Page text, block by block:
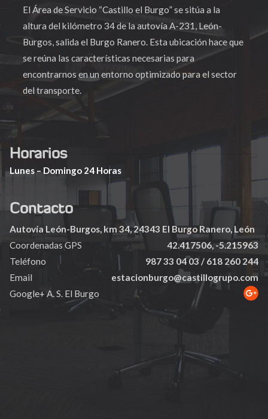
El Área de Servicio “Castillo el Burgo” se sitúa a la
altura del kilómetro 34 de la autovía A-231, León-
Burgos, salida el Burgo Ranero. Esta ubicación hace que
se reúna las características necesarias para
encontrarnos en un entorno optimizado para el sector
del transporte.
Horarios
Lunes – Domingo 24 Horas
Contacto
Autovía León-Burgos, km 34, 24343 El Burgo Ranero, León
Coordenadas GPS
42.417506, -5.215963
Teléfono
987 33 04 03 / 618 260 244
Email
estacionburgo@castillogrupo.com
Google+ A. S. El Burgo